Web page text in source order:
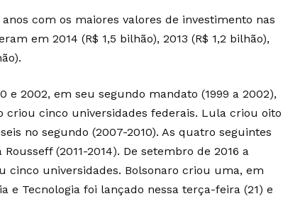
com os maiores valores de investimento nas
em 2014 (R$ 1,5 bilhão), 2013 (R$ 1,2 bilhão),
e 2002, em seu segundo mandato (1999 a 2002),
criou cinco universidades federais. Lula criou oito
no segundo (2007-2010). As quatro seguintes
(2011-2014). De setembro de 2016 a
cinco universidades. Bolsonaro criou uma, em
e Tecnologia foi lançado nessa terça-feira (21) e